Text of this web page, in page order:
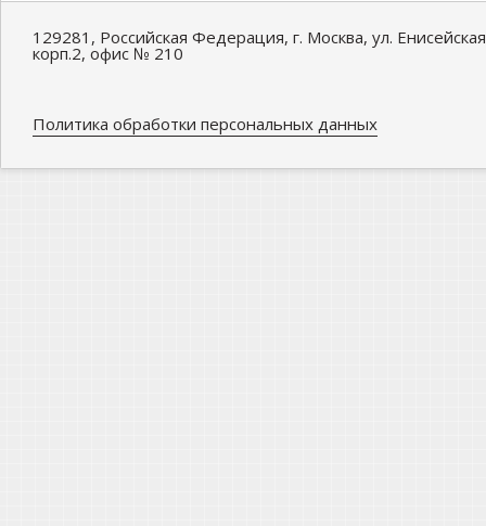
129281, Российская Федерация, г. Москва, ул.
корп.2, офис № 210
Политика обработки персональных данных